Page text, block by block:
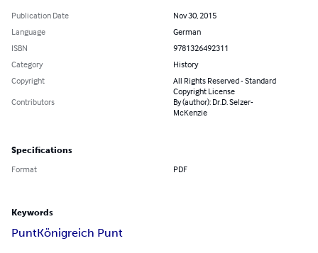
Publication Date
Nov 30, 2015
Language
German
ISBN
9781326492311
Category
History
Copyright
All Rights Reserved - Standard
Copyright License
Contributors
By (author): Dr.D. Selzer-
McKenzie
Specifications
Format PDF
Keywords
PuntKönigreich Punt